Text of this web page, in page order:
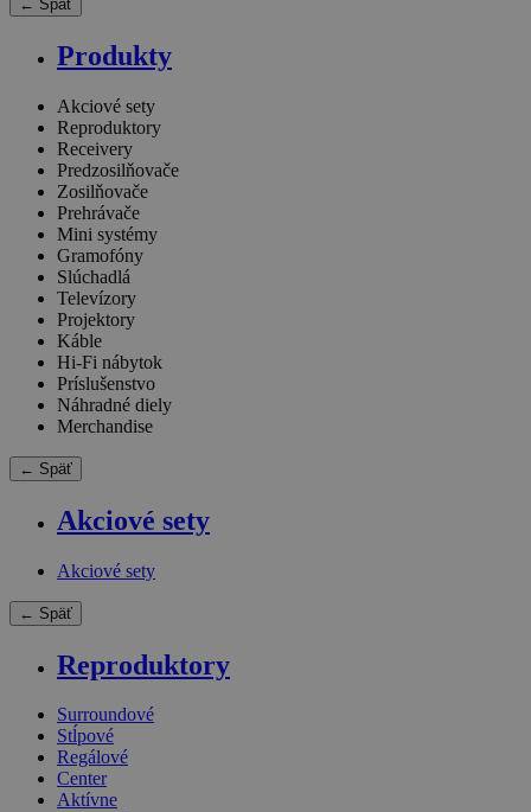
← Späť
Produkty
Akciové sety
Reproduktory
Receivery
Predzosilňovače
Zosilňovače
Prehrávače
Mini systémy
Gramofóny
Slúchadlá
Televízory
Projektory
Káble
Hi-Fi nábytok
Príslušenstvo
Náhradné diely
Merchandise
← Späť
Akciové sety
Akciové sety
← Späť
Reproduktory
Surroundové
Stĺpové
Regálové
Center
Aktívne